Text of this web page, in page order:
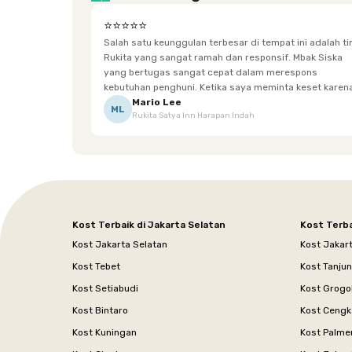
⭐⭐⭐⭐⭐
Salah satu keunggulan terbesar di tempat ini adalah
Rukita yang sangat ramah dan responsif. Mbak Siska
yang bertugas sangat cepat dalam merespons
kebutuhan penghuni. Ketika saya meminta keset karena
sempat terpeleset, permintaan tersebut langsung
dipenuhi dengan cepat. Terima kasih Mbak Siska.
ML
Mario Lee
Rukita Satya Inn Harapan Indah
Kost Terbaik di Jakarta Selatan
Kost Jakarta Selatan
Kost Tebet
Kost Setiabudi
Kost Bintaro
Kost Kuningan
Kost
Kost
Kost
Kost Grogol
Kost
Kost